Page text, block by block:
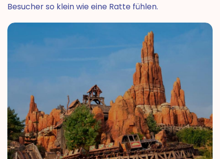
Besucher so klein wie eine Ratte fühlen.